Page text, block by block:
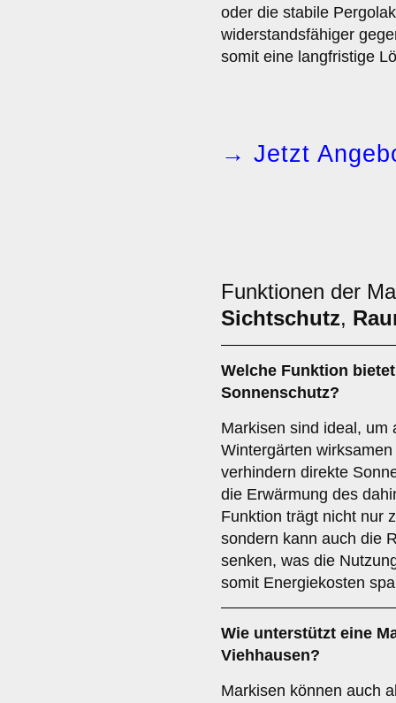
oder die stabile
widerstandsfähiger
somit eine langfristige
→ Jetzt
Funktionen der
Sichtschutz,
Welche Funktion
Sonnenschutz?
Markisen sind ideal, um
Wintergärten
verhindern direkte
die Erwärmung des
Funktion trägt nicht nur
sondern kann auch die
senken, was die
somit Energiekosten
Wie unterstützt eine
Viehhausen?
Markisen können auch